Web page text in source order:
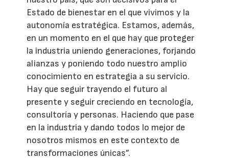
Estado de bienestar en el que vivimos y la
autonomía estratégica. Estamos, además,
en un momento en el que hay que proteger
la industria uniendo generaciones, forjando
alianzas y poniendo todo nuestro amplio
conocimiento en estrategia a su servicio.
Hay que seguir trayendo el futuro al
presente y seguir creciendo en tecnología,
consultoría y personas. Haciendo que pase
en la industria y dando todos lo mejor de
nosotros mismos en este contexto de
transformaciones únicas”.